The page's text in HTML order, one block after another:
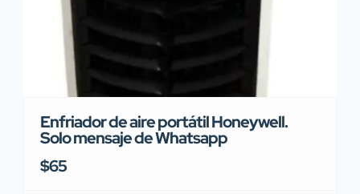
Enfriador de aire portátil Honeywell.
Solo mensaje de Whatsapp
$65